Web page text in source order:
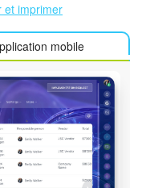
et imprimer
mobile